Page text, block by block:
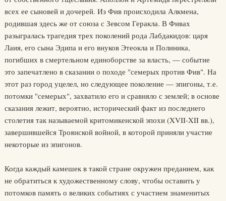
всех ее сыновей и дочерей. Из Фив происходила Алкмена,
родившая здесь же от союза с Зевсом Геракла. В Фивах
разыгралась трагедия трех поколений рода Лабдакидов: царя
Лаия, его сына Эдипа и его внуков Этеокла и Полиника,
погибших в смертельном единоборстве за власть, — событие
это запечатлено в сказании о походе "семерых против Фив". На
этот раз город уцелел, но следующее поколение — эпигоны, т.е.
потомки "семерых", захватило его и сравняло с землей; в основе
сказания лежит, вероятно, исторический факт из последнего
столетия так называемой критомикенской эпохи (XVII-XII вв.),
завершившейся Троянской войной, в которой приняли участие
некоторые из эпигонов.
Когда каждый камешек в такой стране окружен преданием, как
не обратиться к художественному слову, чтобы оставить у
потомков память о великих событиях с участием знаменитых